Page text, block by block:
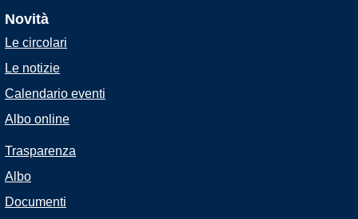
Novità
Le circolari
Le notizie
Calendario eventi
Albo online
Trasparenza
Albo
Documenti